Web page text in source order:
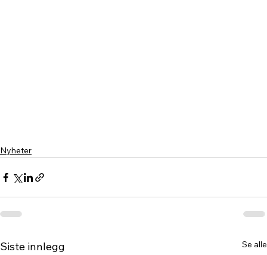
Nyheter
Siste innlegg Se alle